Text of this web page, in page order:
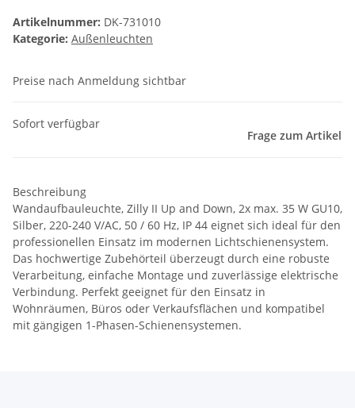
Artikelnummer: DK-731010
Kategorie: Außenleuchten
Preise nach Anmeldung sichtbar
Sofort verfügbar
Frage zum Artikel
Beschreibung
Wandaufbauleuchte, Zilly II Up and Down, 2x max. 35 W GU10,
Silber, 220-240 V/AC, 50 / 60 Hz, IP 44 eignet sich ideal für den
professionellen Einsatz im modernen Lichtschienensystem.
Das hochwertige Zubehörteil überzeugt durch eine robuste
Verarbeitung, einfache Montage und zuverlässige elektrische
Verbindung. Perfekt geeignet für den Einsatz in
Wohnräumen, Büros oder Verkaufsflächen und kompatibel
mit gängigen 1-Phasen-Schienensystemen.